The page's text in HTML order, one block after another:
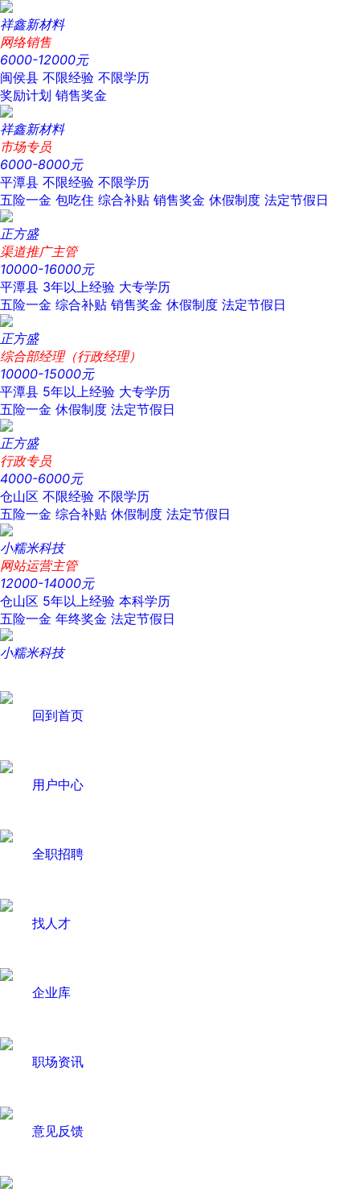
祥鑫新材料
网络销售
6000-12000元
闽侯县 不限经验 不限学历
奖励计划 销售奖金
祥鑫新材料
市场专员
6000-8000元
平潭县 不限经验 不限学历
五险一金 包吃住 综合补贴 销售奖金 休假制度 法定节假日
正方盛
渠道推广主管
10000-16000元
平潭县 3年以上经验 大专学历
五险一金 综合补贴 销售奖金 休假制度 法定节假日
正方盛
综合部经理（行政经理）
10000-15000元
平潭县 5年以上经验 大专学历
五险一金 休假制度 法定节假日
正方盛
行政专员
4000-6000元
仓山区 不限经验 不限学历
五险一金 综合补贴 休假制度 法定节假日
小糯米科技
网站运营主管
12000-14000元
仓山区 5年以上经验 本科学历
五险一金 年终奖金 法定节假日
小糯米科技
回到首页
用户中心
全职招聘
找人才
企业库
职场资讯
意见反馈